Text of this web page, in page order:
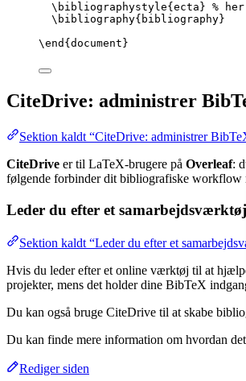
\bibliographystyle{ecta} %
\bibliography{bibliography}
\end { document }
CiteDrive: administrer
Sektion kaldt “CiteDrive: administrer
CiteDrive er til LaTeX-brugere på Overleaf:
følgende forbinder dit bibliografiske workflow
Leder du efter et
Sektion kaldt “Leder du efter et
Hvis du leder efter et online værktøj til at
projekter, mens det holder dine BibTeX
Du kan også bruge CiteDrive til at skabe
Du kan finde mere information om hvordan
Rediger siden